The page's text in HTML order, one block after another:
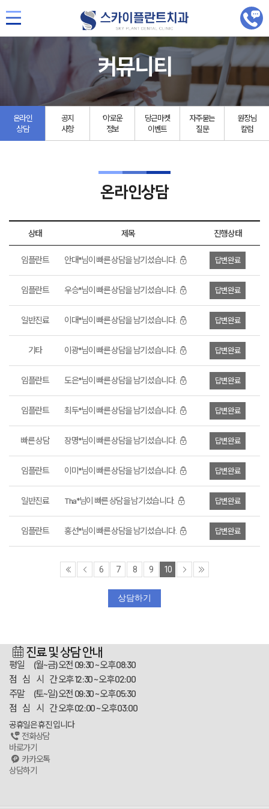
커뮤니티
온라인
상담
공지
사항
‘이’로운
정보
당근마켓
이벤트
자주묻는
질문
원장님
칼럼
온라인상담
상태 제목 진행상태
임플란트 안대*님이 빠른 상담을 남기셨습니다. 답변완료
임플란트 우승*님이 빠른 상담을 남기셨습니다. 답변완료
일반진료 이대*님이 빠른 상담을 남기셨습니다. 답변완료
기타 이광*님이 빠른 상담을 남기셨습니다. 답변완료
임플란트 도은*님이 빠른 상담을 남기셨습니다. 답변완료
임플란트 최두*님이 빠른 상담을 남기셨습니다. 답변완료
빠른 상담 장명*님이 빠른 상담을 남기셨습니다. 답변완료
임플란트 이미*님이 빠른 상담을 남기셨습니다. 답변완료
일반진료 Tha*님이 빠른 상담을 남기셨습니다. 답변완료
임플란트 홍선*님이 빠른 상담을 남기셨습니다. 답변완료
6 7 8 9 10
상담하기
진료 및 상담 안내
평일 (월~금)오전 09:30 ~ 오후 08:30
점 심 시 간오후 12:30 ~ 오후 02:00
주말 (토~일)오전 09:30 ~ 오후 05:30
점 심 시 간오후 02:00 ~ 오후 03:00
공휴일은 휴진 입니다
전화상담
바로가기
카카오톡
상담하기